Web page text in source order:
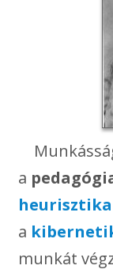
a
heurisztika
a
munkát